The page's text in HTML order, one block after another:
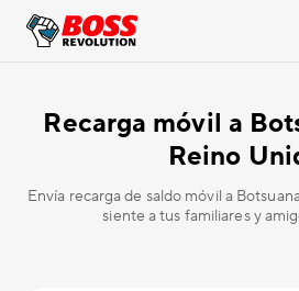
Recarga móvil a
Reino
Envía recarga de saldo móvil a
siente a tus familiares y